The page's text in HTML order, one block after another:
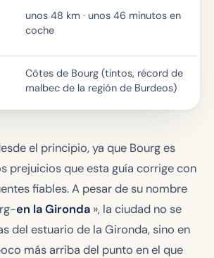
unos 48 km · unos 46 minutos en
coche
Côtes de Bourg (tintos, récord de
malbec de la región de Burdeos)
el principio, ya que Bourg es
prejuicios que esta guía corrige con
fiables. A pesar de su nombre
en la Gironda », la ciudad no se
del estuario de la Gironda, sino en
más arriba del punto en el que